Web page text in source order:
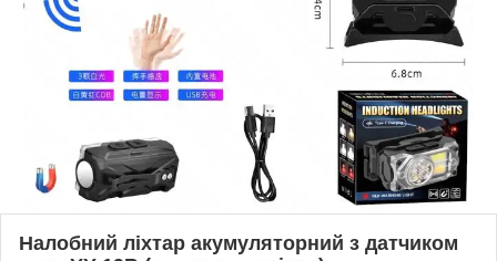
Налобний ліхтар акумуляторний з датчиком